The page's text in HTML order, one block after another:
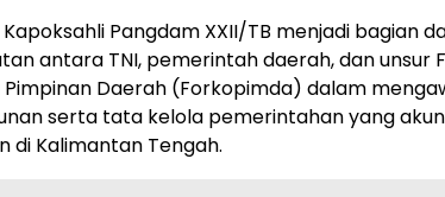
Pangdam XXII/TB menjadi bagian
antara TNI, pemerintah daerah, dan unsur
Pimpinan Daerah (Forkopimda) dalam
serta tata kelola pemerintahan yang
di Kalimantan Tengah.